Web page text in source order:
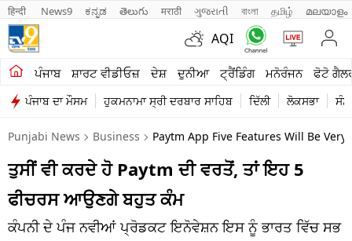
हिन्दी News9 ಕನ್ನಡ తెలుగు मराठी ગુજરાતી বাংলা தமிழ் മലയാളം
AQI
ਪੰਜਾਬ ਸ਼ਾਰਟ ਵੀਡੀਓਜ਼ ਦੇਸ਼ ਦੁਨੀਆ ਟ੍ਰੈਂਡਿੰਗ ਮਨੋਰੰਜਨ ਫੋਟੋ
ਪੰਜਾਬ ਦਾ ਮੌਸਮ ਹੁਕਮਨਾਮਾ ਸ੍ਰੀ ਦਰਬਾਰ ਸਾਹਿਬ ਦਿੱਲੀ ਲੋਕਸਭਾ
ਖੇਤੀਬਾੜੀ
ਸ਼ਾਰਟ ਵੀਡੀਓਜ਼
ਕਾਰੋਬਾਰ
ਕਰਿਅਰ
Punjabi News Business Paytm App Five Features Will Be
ਤੁਸੀਂ ਵੀ ਕਰਦੇ ਹੋ Paytm ਦੀ ਵਰਤੋਂ, ਤਾਂ ਇਹ 5
ਫੀਚਰਸ ਆਉਣਗੇ ਬਹੁਤ ਕੰਮ
ਕੰਪਨੀ ਦੇ ਪੰਜ ਨਵੀਆਂ ਪ੍ਰੋਡਕਟ ਇਨੋਵੇਸ਼ਨ ਇਸ ਨੂੰ ਭਾਰਤ ਵਿੱਚ ਸਭ